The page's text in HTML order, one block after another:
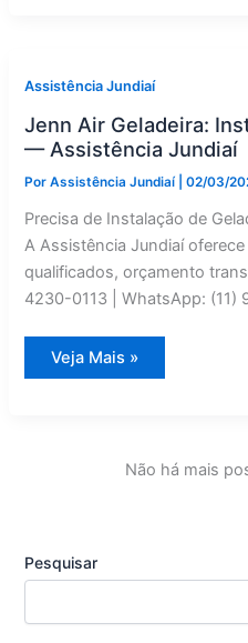
Manutenção
Preventiva
Especializado
Assistência Jundiaí
Jenn Air Geladeira:
— Assistência Jundiaí
PorAssistência Jundiaí |02/03/
Precisa de Instalação de
A Assistência Jundiaí
qualificados, orçamento
4230-0113 | WhatsApp: (11)
Jenn
Air
Assistência
Veja Mais »
Não há mais
Pesquisar